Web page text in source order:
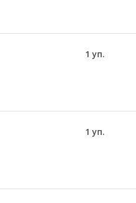
1 уп.
1 уп.